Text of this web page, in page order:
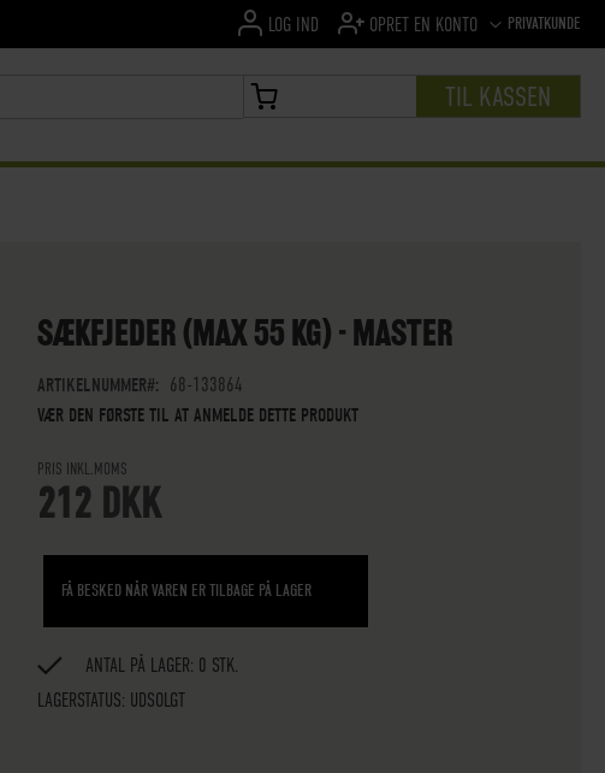
SPROGPRIVATKUNDE
LOG IND OPRET EN KONTO
MIN INDKØBSKURV TIL KASSEN
SÆKFJEDER (MAX 55 KG) - MASTER
ARTIKELNUMMER
68-133864
VÆR DEN FØRSTE TIL AT ANMELDE DETTE PRODUKT
PRIS INKL.MOMS
212 DKK
FÅ BESKED NÅR VAREN ER TILBAGE PÅ LAGER
LAGERSTATUS: UDSOLGT
ANTAL PÅ LAGER: 0 STK.